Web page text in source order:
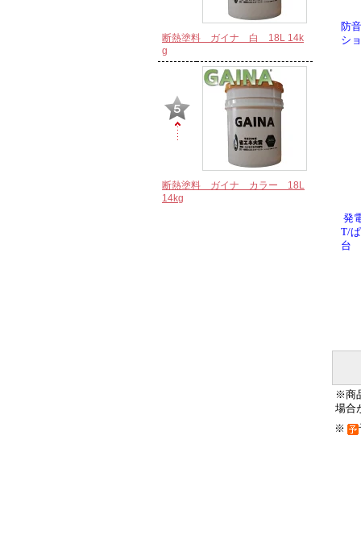
断熱塗料 ガイナ 白 18L 14k
g
断熱塗料 ガイナ カラー 18L
14kg
防
シ
発
T/
台
※商
場合
※